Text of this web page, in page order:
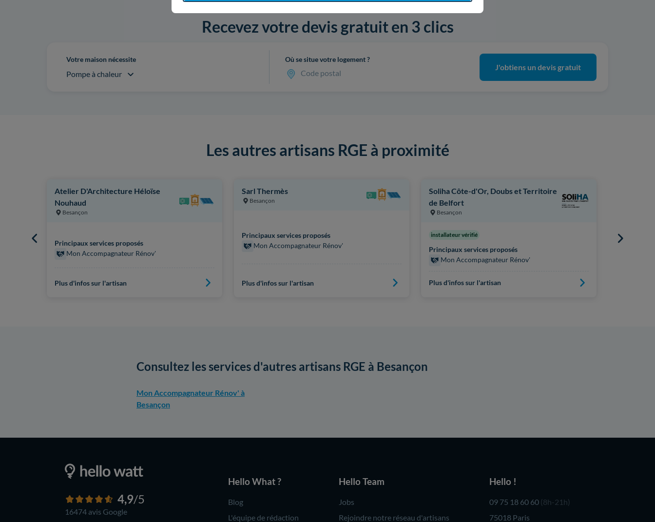
Recevez votre devis gratuit en 3 clics
Votre maison nécessite
Pompe à chaleur
Où se situe votre logement ?
Code postal
J'obtiens un devis gratuit
Les autres artisans RGE à proximité
Atelier D'Architecture Héloïse
Nouhaud
Besançon
Principaux services proposés
Mon Accompagnateur Rénov'
Plus d'infos sur l'artisan
Sarl Thermès
Besançon
Principaux services proposés
Mon Accompagnateur Rénov'
Plus d'infos sur l'artisan
Soliha Côte-d'Or, Doubs et Territoire
de Belfort
Besançon
installateur vérifié
Principaux services proposés
Mon Accompagnateur Rénov'
Plus d'infos sur l'artisan
Principaux
Consultez les services d'autres artisans RGE à Besançon
Mon Accompagnateur Rénov' à
Besançon
4,9/5
16474 avis Google
Hello What ?
Blog
L'équipe de rédaction
Hello Team
Jobs
Rejoindre notre réseau d'artisans
Hello !
09 75 18 60 60 (8h-21h)
75018 Paris